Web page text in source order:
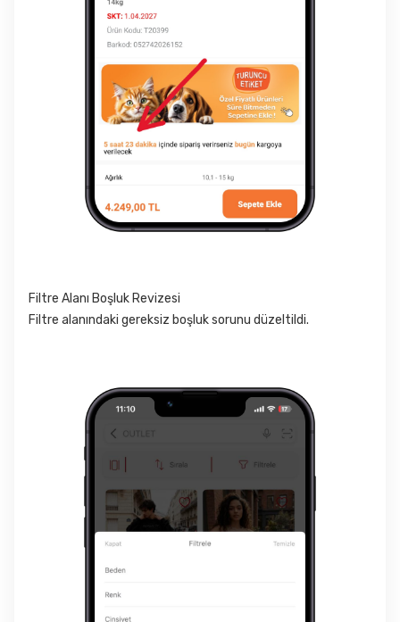
Filtre Alanı Boşluk Revizesi
Filtre alanındaki gereksiz boşluk sorunu düzeltildi.